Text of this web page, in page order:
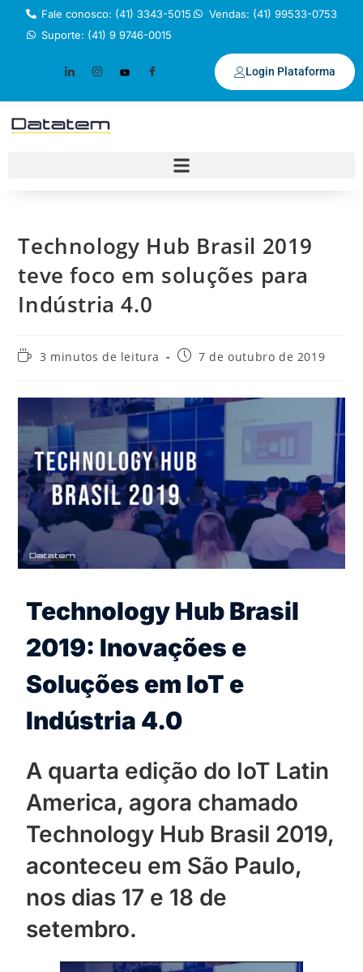
Fale conosco: (41) 3343-5015
Vendas: (41) 99533-0753
Suporte: (41) 9 9746-0015
Login Plataforma
Technology Hub Brasil 2019
teve foco em soluções para
Indústria 4.0
3 minutos de leitura 7 de outubro de 2019
Technology Hub Brasil
2019: Inovações e
Soluções em IoT e
Indústria 4.0
A quarta edição do IoT Latin
America, agora chamado
Technology Hub Brasil 2019,
aconteceu em São Paulo,
nos dias 17 e 18 de
setembro.